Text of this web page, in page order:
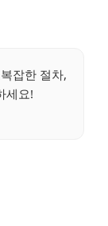
잡한 절차,
세요!